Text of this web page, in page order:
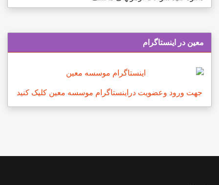
معین در اینستاگرام
جهت ورود وعضویت دراینستاگرام موسسه معین کلیک کنید